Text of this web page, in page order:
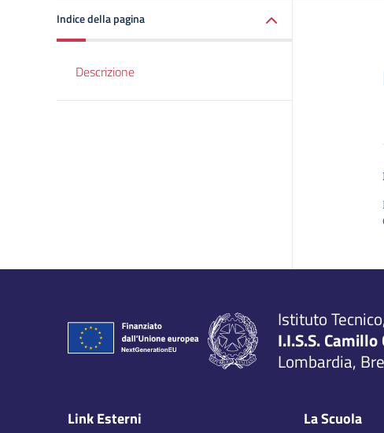
Indice della pagina
Descrizione
Istituto
I.I.S.S. Camillo
Lombardia,
Link Esterni La Scuola